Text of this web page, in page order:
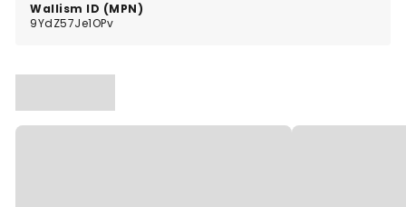
Wallism ID (MPN)
9YdZ57Je1OPv